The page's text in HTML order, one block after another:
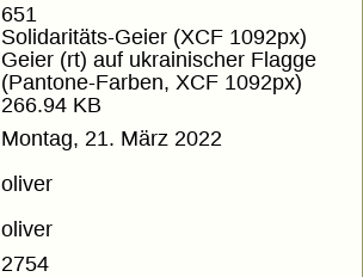
651
Solidaritäts-Geier (XCF 1092px)
Geier (rt) auf ukrainischer Flagge
(Pantone-Farben, XCF 1092px)
266.94 KB
Montag, 21. März 2022
oliver
oliver
2754